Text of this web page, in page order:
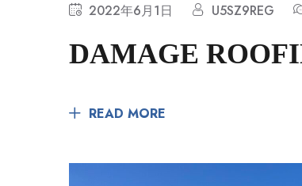
2022年6月1日 U5SZ9REG
DAMAGE
READ MORE